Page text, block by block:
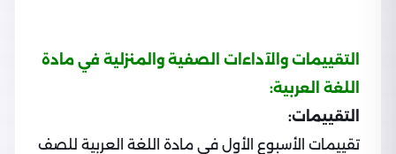
التقييمات والآداءات الصفية والمنزلية في مادة
اللغة العربية:
التقييمات:
تقييمات الأسبوع الأول في مادة اللغة العربية للصف